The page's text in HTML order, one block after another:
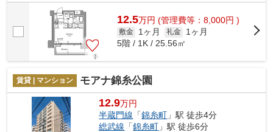
件はマンションです。ネクストラスト...
12.5万円 (管理費等：8,000円 )
敷金 1ヶ月 礼金
1ヶ月
5階 / 1K / 25.56㎡
賃貸 | マンション モアナ錦糸公園
12.9万円
半蔵門線 「錦糸町 」駅 徒歩4分
総武線 「錦糸町 」駅 徒歩6分